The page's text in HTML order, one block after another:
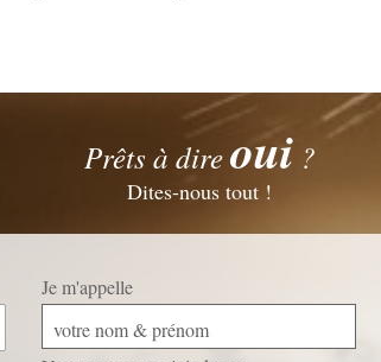
Prêts à direoui ?
Dites-nous tout !
Je m'appelle
votre nom & prénom